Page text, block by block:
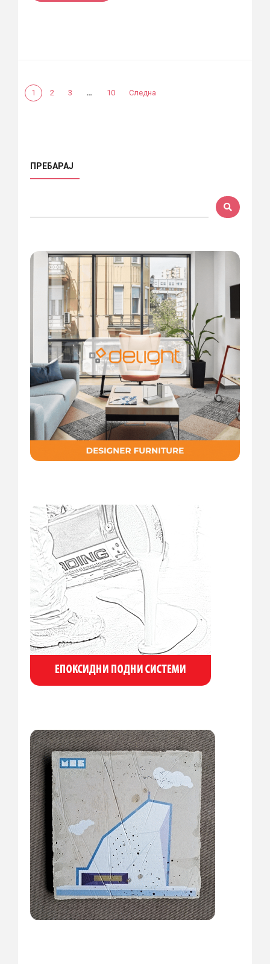
1 2 3 … 10 Следна
ПРЕБАРАЈ